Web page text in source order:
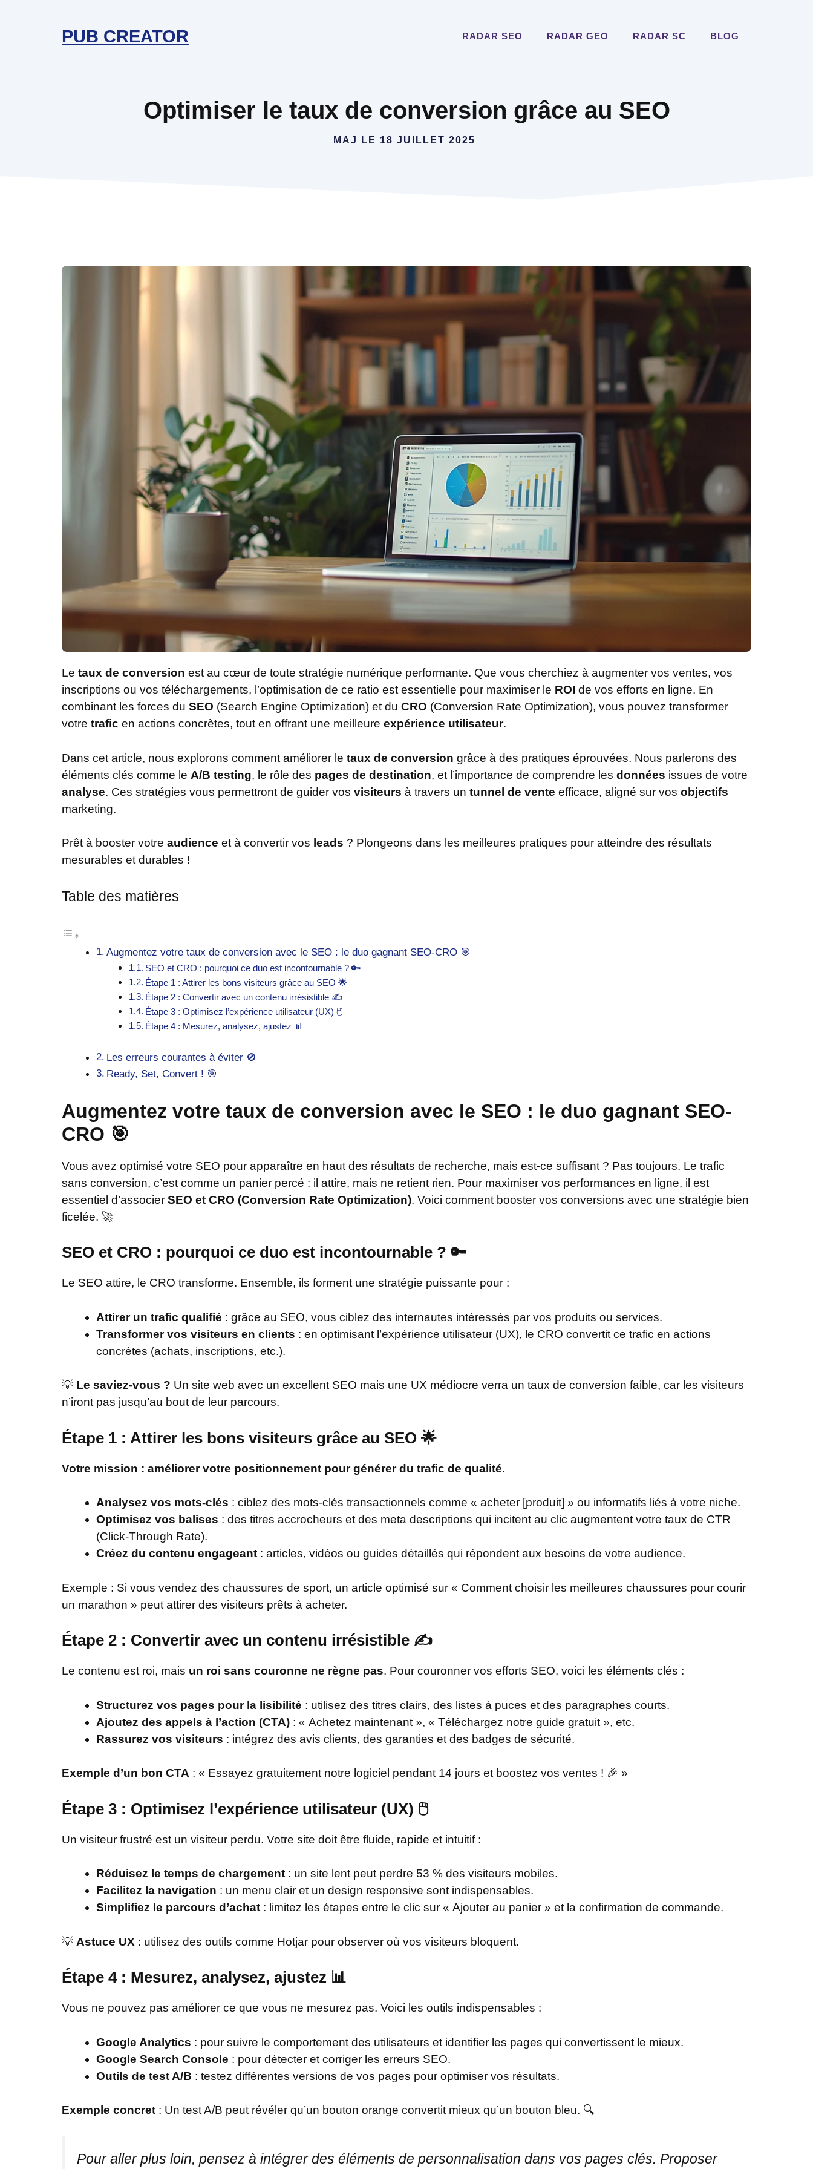
PUB CREATOR RADAR SEO RADAR GEO RADAR SC BLOG
Optimiser le taux de conversion grâce au SEO
MAJ LE 18 JUILLET 2025
Le taux de conversion est au cœur de toute stratégie numérique performante. Que vous cherchiez à augmenter vos ventes, vos
inscriptions ou vos téléchargements, l’optimisation de ce ratio est essentielle pour maximiser le ROI de vos efforts en ligne. En
combinant les forces du SEO (Search Engine Optimization) et du CRO (Conversion Rate Optimization), vous pouvez transformer
votre trafic en actions concrètes, tout en offrant une meilleure expérience utilisateur.
Dans cet article, nous explorons comment améliorer le taux de conversion grâce à des pratiques éprouvées. Nous parlerons des
éléments clés comme le A/B testing, le rôle des pages de destination, et l’importance de comprendre les données issues de votre
analyse. Ces stratégies vous permettront de guider vos visiteurs à travers un tunnel de vente efficace, aligné sur vos objectifs
marketing.
Prêt à booster votre audience et à convertir vos leads ? Plongeons dans les meilleures pratiques pour atteindre des résultats
mesurables et durables !
Table des matières
Augmentez votre taux de conversion avec le SEO : le duo gagnant SEO-CRO 🎯
SEO et CRO : pourquoi ce duo est incontournable ? 🔑
Étape 1 : Attirer les bons visiteurs grâce au SEO 🌟
Étape 2 : Convertir avec un contenu irrésistible ✍️
Étape 3 : Optimisez l’expérience utilisateur (UX) 🖱️
Étape 4 : Mesurez, analysez, ajustez 📊
Les erreurs courantes à éviter 🚫
Ready, Set, Convert ! 🎯
Augmentez votre taux de conversion avec le SEO : le duo gagnant SEO-
CRO 🎯
Vous avez optimisé votre SEO pour apparaître en haut des résultats de recherche, mais est-ce suffisant ? Pas toujours. Le trafic
sans conversion, c’est comme un panier percé : il attire, mais ne retient rien. Pour maximiser vos performances en ligne, il est
essentiel d’associer SEO et CRO (Conversion Rate Optimization). Voici comment booster vos conversions avec une stratégie bien
ficelée. 🚀
SEO et CRO : pourquoi ce duo est incontournable ? 🔑
Le SEO attire, le CRO transforme. Ensemble, ils forment une stratégie puissante pour :
Attirer un trafic qualifié : grâce au SEO, vous ciblez des internautes intéressés par vos produits ou services.
Transformer vos visiteurs en clients : en optimisant l’expérience utilisateur (UX), le CRO convertit ce trafic en actions
concrètes (achats, inscriptions, etc.).
💡 Le saviez-vous ? Un site web avec un excellent SEO mais une UX médiocre verra un taux de conversion faible, car les visiteurs
n’iront pas jusqu’au bout de leur parcours.
Étape 1 : Attirer les bons visiteurs grâce au SEO 🌟
Votre mission : améliorer votre positionnement pour générer du trafic de qualité.
Analysez vos mots-clés : ciblez des mots-clés transactionnels comme « acheter [produit] » ou informatifs liés à votre niche.
Optimisez vos balises : des titres accrocheurs et des meta descriptions qui incitent au clic augmentent votre taux de CTR
(Click-Through Rate).
Créez du contenu engageant : articles, vidéos ou guides détaillés qui répondent aux besoins de votre audience.
Exemple : Si vous vendez des chaussures de sport, un article optimisé sur « Comment choisir les meilleures chaussures pour courir
un marathon » peut attirer des visiteurs prêts à acheter.
Étape 2 : Convertir avec un contenu irrésistible ✍️
Le contenu est roi, mais un roi sans couronne ne règne pas. Pour couronner vos efforts SEO, voici les éléments clés :
Structurez vos pages pour la lisibilité : utilisez des titres clairs, des listes à puces et des paragraphes courts.
Ajoutez des appels à l’action (CTA) : « Achetez maintenant », « Téléchargez notre guide gratuit », etc.
Rassurez vos visiteurs : intégrez des avis clients, des garanties et des badges de sécurité.
Exemple d’un bon CTA : « Essayez gratuitement notre logiciel pendant 14 jours et boostez vos ventes ! 🎉 »
Étape 3 : Optimisez l’expérience utilisateur (UX) 🖱️
Un visiteur frustré est un visiteur perdu. Votre site doit être fluide, rapide et intuitif :
Réduisez le temps de chargement : un site lent peut perdre 53 % des visiteurs mobiles.
Facilitez la navigation : un menu clair et un design responsive sont indispensables.
Simplifiez le parcours d’achat : limitez les étapes entre le clic sur « Ajouter au panier » et la confirmation de commande.
💡 Astuce UX : utilisez des outils comme Hotjar pour observer où vos visiteurs bloquent.
Étape 4 : Mesurez, analysez, ajustez 📊
Vous ne pouvez pas améliorer ce que vous ne mesurez pas. Voici les outils indispensables :
Google Analytics : pour suivre le comportement des utilisateurs et identifier les pages qui convertissent le mieux.
Google Search Console : pour détecter et corriger les erreurs SEO.
Outils de test A/B : testez différentes versions de vos pages pour optimiser vos résultats.
Exemple concret : Un test A/B peut révéler qu’un bouton orange convertit mieux qu’un bouton bleu. 🔍
Pour aller plus loin, pensez à intégrer des éléments de personnalisation dans vos pages clés. Proposer